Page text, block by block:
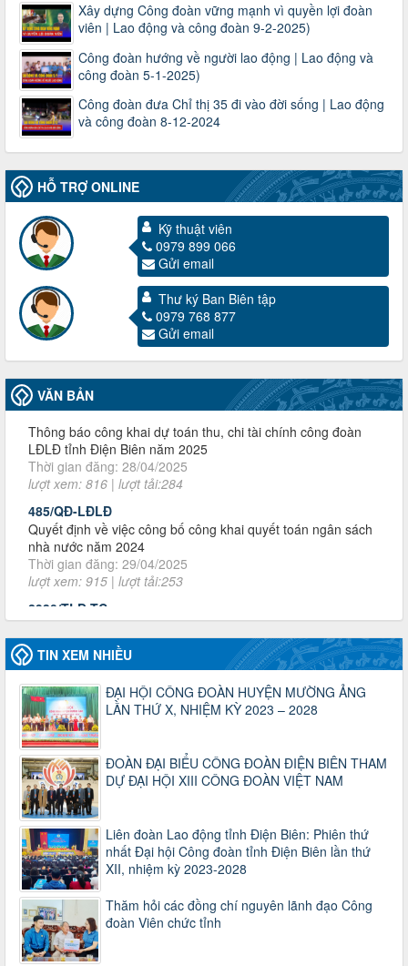
Xây dựng Công đoàn vững mạnh vì quyền lợi đoàn
viên | Lao động và công đoàn 9-2-2025)
Công đoàn hướng về người lao động | Lao động và
công đoàn 5-1-2025)
Công đoàn đưa Chỉ thị 35 đi vào đời sống | Lao động
và công đoàn 8-12-2024
HỖ TRỢ ONLINE
Kỹ thuật viên
0979 899 066
Gửi email
Thư ký Ban Biên tập
0979 768 877
Gửi email
VĂN BẢN
3716/TLD-TC
Công văn hướng dẫn công tác quả lý tài chính, tài sản công
đoàn khi đơn vị sát nhập, chấm dứt hoạt động
Thời gian đăng: 13/04/2025
lượt xem: 2001 | lượt tải:719
60/TB-LĐLĐ
Thông báo công khai dự toán thu, chi tài chính công đoàn
LĐLĐ tỉnh Điện Biên năm 2025
Thời gian đăng: 28/04/2025
lượt xem: 816 | lượt tải:284
485/QĐ-LĐLĐ
Quyết định về việc công bố công khai quyết toán ngân sách
nhà nước năm 2024
Thời gian đăng: 29/04/2025
lượt xem: 915 | lượt tải:253
2930/TLĐ-TC
Công văn số 2930/TLĐ-TC, ngày 31/12/2024 của Tổng
LĐLĐ Việt Nam về việc quy định tỷ lệ phân phối tự động
KPCĐ 2% qua tài khoản Công đoàn Việt Nam về các cấp
Công đoàn năm 2025
lượt xem: 1064 | lượt tải:437
47-TTCĐ/BTGTU
Thông tin chuyên đề: Một số nôi dung về sắp xếp tổ chức bộ
máy của hệ thống chính trị tinh gọn, hoạt động hiệu lực, hiệu
quả
Thời gian đăng: 25/12/2024
lượt xem: 1221 | lượt tải:339
37/HD-TLĐ
Hướng dẫn Công đoàn với việc tổ chức và hoạt động của
Ban Thanh tra Nhân dân
Thời gian đăng: 27/12/2024
lượt xem: 4940 | lượt tải:1349
35/HD-TLĐ
Hướng dẫn thực hiện một số nội dung chi liên quan đến
công tác kiểm tra, giám sát tại Công đoàn cơ sở
Thời gian đăng: 27/12/2024
lượt xem: 2072 | lượt tải:503
TIN XEM NHIỀU
ĐẠI HỘI CÔNG ĐOÀN HUYỆN MƯỜNG ẢNG
LẦN THỨ X, NHIỆM KỲ 2023 – 2028
ĐOÀN ĐẠI BIỂU CÔNG ĐOÀN ĐIỆN BIÊN THAM
DỰ ĐẠI HỘI XIII CÔNG ĐOÀN VIỆT NAM
Liên đoàn Lao động tỉnh Điện Biên: Phiên thứ
nhất Đại hội Công đoàn tỉnh Điện Biên lần thứ
XII, nhiệm kỳ 2023-2028
Thăm hỏi các đồng chí nguyên lãnh đạo Công
đoàn Viên chức tỉnh